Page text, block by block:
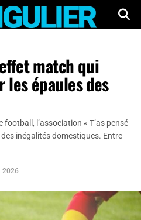
match qui
les épaules des
l’association « T’as pensé
inégalités domestiques. Entre
2026